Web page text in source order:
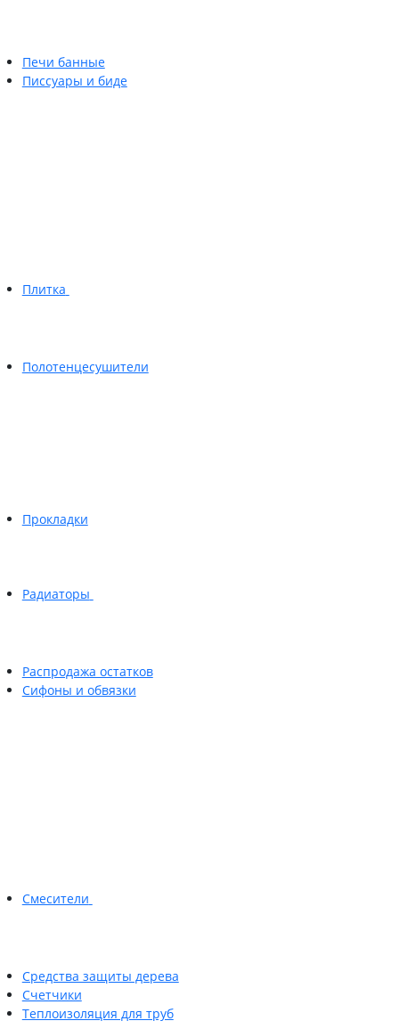
Печи банные
Писсуары и биде
Плитка
Полотенцесушители
Прокладки
Радиаторы
Распродажа остатков
Сифоны и обвязки
Смесители
Средства защиты дерева
Счетчики
Теплоизоляция для труб